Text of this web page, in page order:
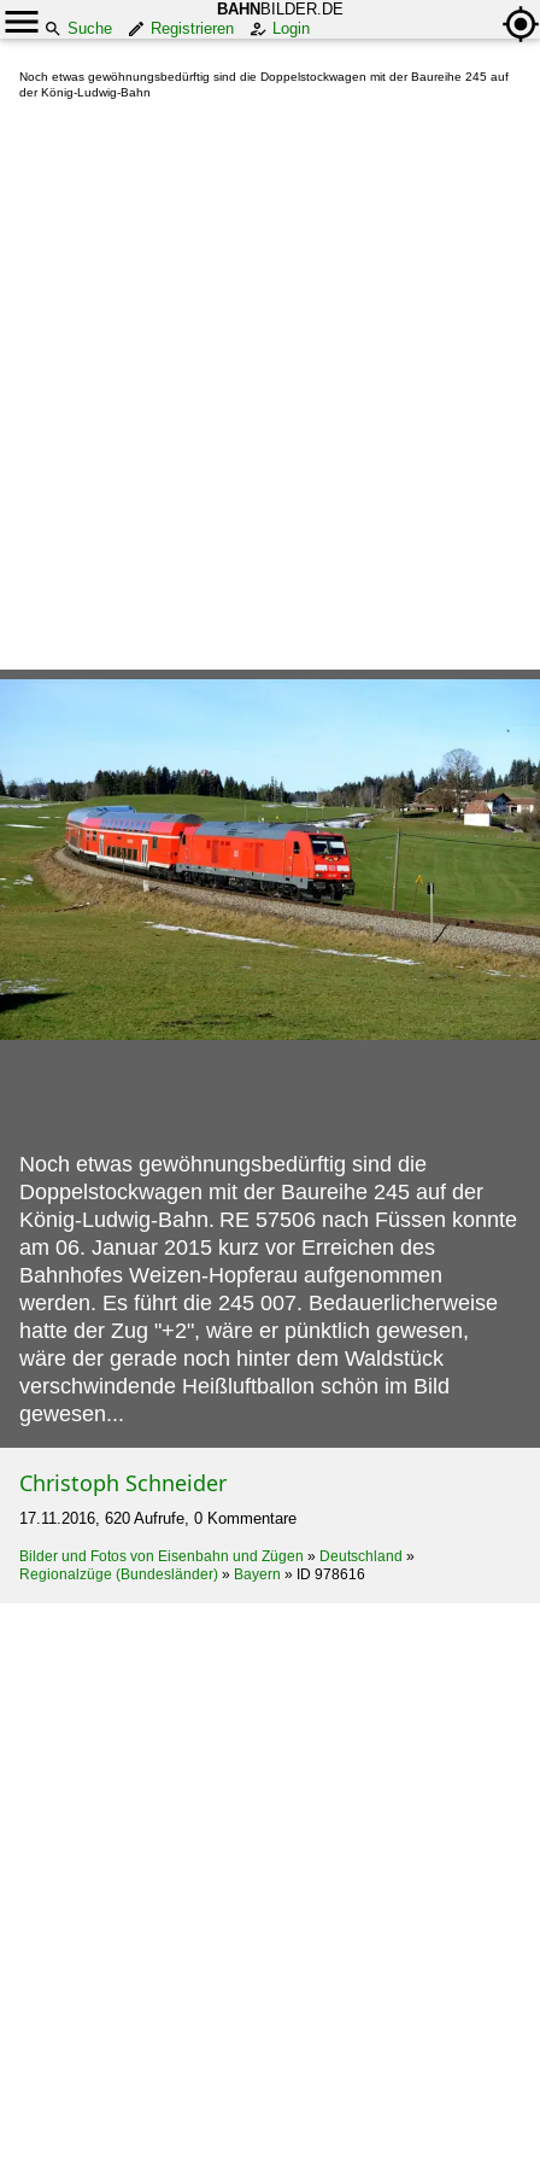
BAHN BILDER.DE
Suche
Registrieren Login
Noch etwas gewöhnungsbedürftig sind die Doppelstockwagen mit der Baureihe 245 auf
der König-Ludwig-Bahn
Noch etwas gewöhnungsbedürftig sind die
Doppelstockwagen mit der Baureihe 245 auf der
König-Ludwig-Bahn. RE 57506 nach Füssen konnte
am 06. Januar 2015 kurz vor Erreichen des
Bahnhofes Weizen-Hopferau aufgenommen
werden. Es führt die 245 007. Bedauerlicherweise
hatte der Zug "+2", wäre er pünktlich gewesen,
wäre der gerade noch hinter dem Waldstück
verschwindende Heißluftballon schön im Bild
gewesen...
Christoph Schneider
17.11.2016, 620 Aufrufe, 0 Kommentare
Bilder und Fotos von Eisenbahn und Zügen » Deutschland »
Regionalzüge (Bundesländer) » Bayern » ID 978616